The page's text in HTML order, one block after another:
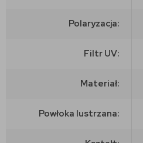
Polaryzacja:
Filtr UV:
Materiał:
Powłoka lustrzana: